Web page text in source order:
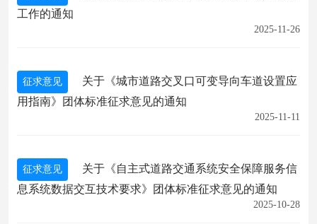
工作的通知
2025-11-26
征求意见
关于《城市道路交叉口可变导向车道设置应
用指南》团体标准征求意见的通知
2025-11-11
征求意见
关于《自主式道路交通系统安全保障服务信
息系统数据交互技术要求》团体标准征求意见的通知
2025-10-28